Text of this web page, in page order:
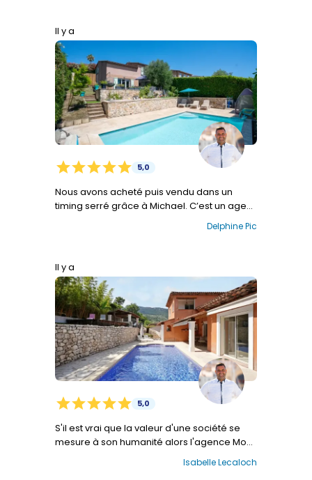
Il y a
starstarstarstarstar 5,0
Nous avons acheté puis vendu dans un
timing serré grâce à Michael. C’est un agent
immobilier à l’écoute, disponible et efficace,
nous le recommandons vivement :-) et
Gérald
Delphine Pic
Il y a
starstarstarstarstar 5,0
S'il est vrai que la valeur d'une société se
mesure à son humanité alors l'agence Mon
office immobilier a une valeur inestimable à
mes yeux. C'est assurément par son
Isabelle Lecaloch